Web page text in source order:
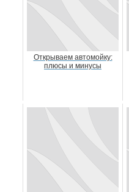
Открываем автомойку:
плюсы и минусы